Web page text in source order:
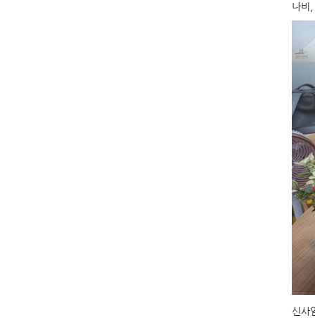
나비
신사